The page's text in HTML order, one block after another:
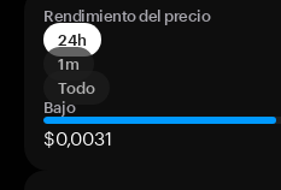
Rendimiento del precio
24h
1m
Todo
Bajo
$0,0031